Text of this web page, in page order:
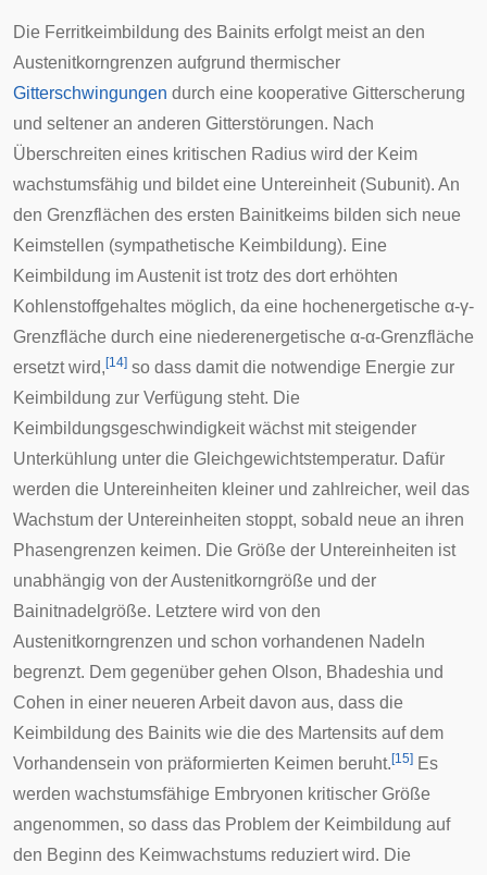
Die Ferritkeimbildung des Bainits erfolgt meist an den
Austenitkorngrenzen aufgrund thermischer
Gitterschwingungen durch eine kooperative Gitterscherung
und seltener an anderen Gitterstörungen. Nach
Überschreiten eines kritischen Radius wird der Keim
wachstumsfähig und bildet eine Untereinheit (Subunit). An
den Grenzflächen des ersten Bainitkeims bilden sich neue
Keimstellen (sympathetische Keimbildung). Eine
Keimbildung im Austenit ist trotz des dort erhöhten
Kohlenstoffgehaltes möglich, da eine hochenergetische α-γ-
Grenzfläche durch eine niederenergetische α-α-Grenzfläche
ersetzt wird, [14] so dass damit die notwendige Energie zur
Keimbildung zur Verfügung steht. Die
Keimbildungsgeschwindigkeit wächst mit steigender
Unterkühlung unter die Gleichgewichtstemperatur. Dafür
werden die Untereinheiten kleiner und zahlreicher, weil das
Wachstum der Untereinheiten stoppt, sobald neue an ihren
Phasengrenzen keimen. Die Größe der Untereinheiten ist
unabhängig von der Austenitkorngröße und der
Bainitnadelgröße. Letztere wird von den
Austenitkorngrenzen und schon vorhandenen Nadeln
begrenzt. Dem gegenüber gehen Olson, Bhadeshia und
Cohen in einer neueren Arbeit davon aus, dass die
Keimbildung des Bainits wie die des Martensits auf dem
Vorhandensein von präformierten Keimen beruht. [15] Es
werden wachstumsfähige Embryonen kritischer Größe
angenommen, so dass das Problem der Keimbildung auf
den Beginn des Keimwachstums reduziert wird. Die